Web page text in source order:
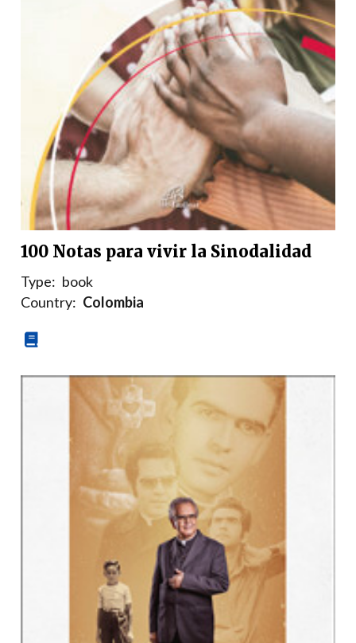
100 Notas para vivir la Sinodalidad
Type: book
Country: Colombia